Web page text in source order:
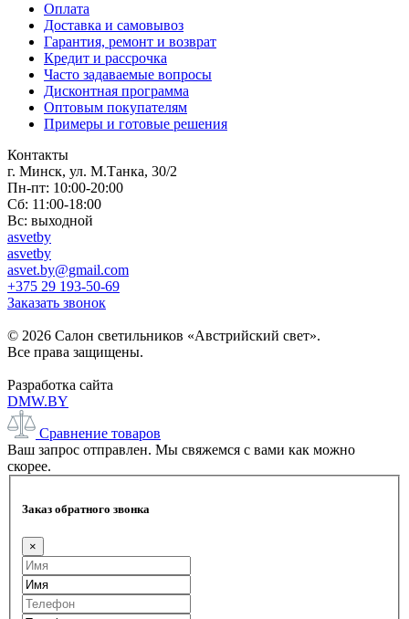
Оплата
Доставка и самовывоз
Гарантия, ремонт и возврат
Кредит и рассрочка
Часто задаваемые вопросы
Дисконтная программа
Оптовым покупателям
Примеры и готовые решения
Контакты
г. Минск, ул. М.Танка, 30/2
Пн-пт: 10:00-20:00
Сб: 11:00-18:00
Вс: выходной
asvetby
asvetby
asvet.by@gmail.com
+375 29 193-50-69
Заказать звонок
© 2026 Салон светильников «Австрийский свет».
Все права защищены.
Разработка сайта
DMW.BY
Сравнение товаров
Ваш запрос отправлен. Мы свяжемся с вами как можно
скорее.
Заказ обратного звонка
×